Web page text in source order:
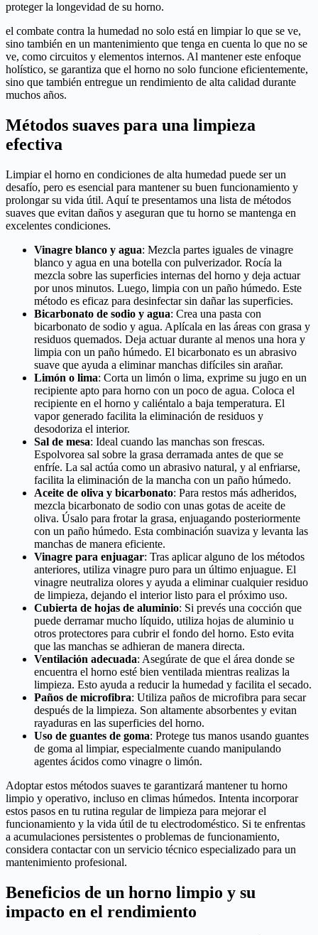
proteger la longevidad de su horno.
el combate contra la humedad no solo está en limpiar lo que se ve,
sino también en un mantenimiento que tenga en cuenta lo que no se
ve, como circuitos y elementos internos. Al mantener este enfoque
holístico, se garantiza que el horno no solo funcione eficientemente,
sino que también entregue un rendimiento de alta calidad durante
muchos años.
Métodos suaves para una limpieza
efectiva
Limpiar el horno en condiciones de alta humedad puede ser un
desafío, pero es esencial para mantener su buen funcionamiento y
prolongar su vida útil. Aquí te presentamos una lista de métodos
suaves que evitan daños y aseguran que tu horno se mantenga en
excelentes condiciones.
Vinagre blanco y agua: Mezcla partes iguales de vinagre
blanco y agua en una botella con pulverizador. Rocía la
mezcla sobre las superficies internas del horno y deja actuar
por unos minutos. Luego, limpia con un paño húmedo. Este
método es eficaz para desinfectar sin dañar las superficies.
Bicarbonato de sodio y agua: Crea una pasta con
bicarbonato de sodio y agua. Aplícala en las áreas con grasa y
residuos quemados. Deja actuar durante al menos una hora y
limpia con un paño húmedo. El bicarbonato es un abrasivo
suave que ayuda a eliminar manchas difíciles sin arañar.
Limón o lima: Corta un limón o lima, exprime su jugo en un
recipiente apto para horno con un poco de agua. Coloca el
recipiente en el horno y caliéntalo a baja temperatura. El
vapor generado facilita la eliminación de residuos y
desodoriza el interior.
Sal de mesa: Ideal cuando las manchas son frescas.
Espolvorea sal sobre la grasa derramada antes de que se
enfríe. La sal actúa como un abrasivo natural, y al enfriarse,
facilita la eliminación de la mancha con un paño húmedo.
Aceite de oliva y bicarbonato: Para restos más adheridos,
mezcla bicarbonato de sodio con unas gotas de aceite de
oliva. Úsalo para frotar la grasa, enjuagando posteriormente
con un paño húmedo. Esta combinación suaviza y levanta las
manchas de manera eficiente.
Vinagre para enjuagar: Tras aplicar alguno de los métodos
anteriores, utiliza vinagre puro para un último enjuague. El
vinagre neutraliza olores y ayuda a eliminar cualquier residuo
de limpieza, dejando el interior listo para el próximo uso.
Cubierta de hojas de aluminio: Si prevés una cocción que
puede derramar mucho líquido, utiliza hojas de aluminio u
otros protectores para cubrir el fondo del horno. Esto evita
que las manchas se adhieran de manera directa.
Ventilación adecuada: Asegúrate de que el área donde se
encuentra el horno esté bien ventilada mientras realizas la
limpieza. Esto ayuda a reducir la humedad y facilita el secado.
Paños de microfibra: Utiliza paños de microfibra para secar
después de la limpieza. Son altamente absorbentes y evitan
rayaduras en las superficies del horno.
Uso de guantes de goma: Protege tus manos usando guantes
de goma al limpiar, especialmente cuando manipulando
agentes ácidos como vinagre o limón.
Adoptar estos métodos suaves te garantizará mantener tu horno
limpio y operativo, incluso en climas húmedos. Intenta incorporar
estos pasos en tu rutina regular de limpieza para mejorar el
funcionamiento y la vida útil de tu electrodoméstico. Si te enfrentas
a acumulaciones persistentes o problemas de funcionamiento,
considera contactar con un servicio técnico especializado para un
mantenimiento profesional.
Beneficios de un horno limpio y su
impacto en el rendimiento